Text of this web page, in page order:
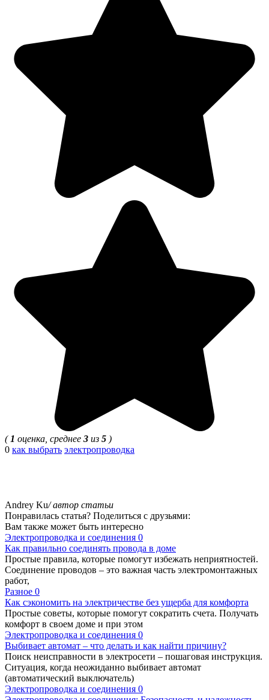
( 1 оценка, среднее 3 из 5 )
0 как выбрать электропроводка
Andrey Ku/ автор статьи
Понравилась статья? Поделиться с друзьями:
Вам также может быть интересно
Электропроводка и соединения 0
Как правильно соединять провода в доме
Простые правила, которые помогут избежать неприятностей.
Соединение проводов – это важная часть электромонтажных
работ,
Разное 0
Как сэкономить на электричестве без ущерба для комфорта
Простые советы, которые помогут сократить счета. Получать
комфорт в своем доме и при этом
Электропроводка и соединения 0
Выбивает автомат – что делать и как найти причину?
Поиск неисправности в электросети – пошаговая инструкция.
Ситуация, когда неожиданно выбивает автомат
(автоматический выключатель)
Электропроводка и соединения 0